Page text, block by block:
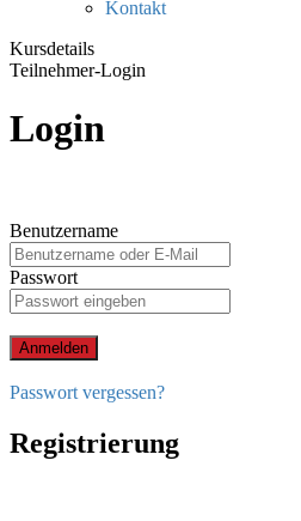
Kontakt
Kursdetails
Teilnehmer-Login
Login
Benutzername
Passwort
Anmelden
Passwort vergessen?
Registrierung